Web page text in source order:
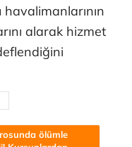
alarak hizmet
ölümle